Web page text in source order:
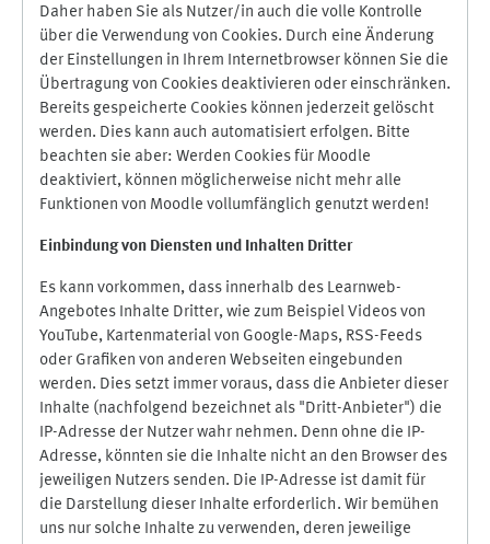
Daher haben Sie als Nutzer/in auch die volle Kontrolle
über die Verwendung von Cookies. Durch eine Änderung
der Einstellungen in Ihrem Internetbrowser können Sie die
Übertragung von Cookies deaktivieren oder einschränken.
Bereits gespeicherte Cookies können jederzeit gelöscht
werden. Dies kann auch automatisiert erfolgen. Bitte
beachten sie aber: Werden Cookies für Moodle
deaktiviert, können möglicherweise nicht mehr alle
Funktionen von Moodle vollumfänglich genutzt werden!
Einbindung von Diensten und Inhalten Dritter
Es kann vorkommen, dass innerhalb des Learnweb-
Angebotes Inhalte Dritter, wie zum Beispiel Videos von
YouTube, Kartenmaterial von Google-Maps, RSS-Feeds
oder Grafiken von anderen Webseiten eingebunden
werden. Dies setzt immer voraus, dass die Anbieter dieser
Inhalte (nachfolgend bezeichnet als "Dritt-Anbieter") die
IP-Adresse der Nutzer wahr nehmen. Denn ohne die IP-
Adresse, könnten sie die Inhalte nicht an den Browser des
jeweiligen Nutzers senden. Die IP-Adresse ist damit für
die Darstellung dieser Inhalte erforderlich. Wir bemühen
uns nur solche Inhalte zu verwenden, deren jeweilige